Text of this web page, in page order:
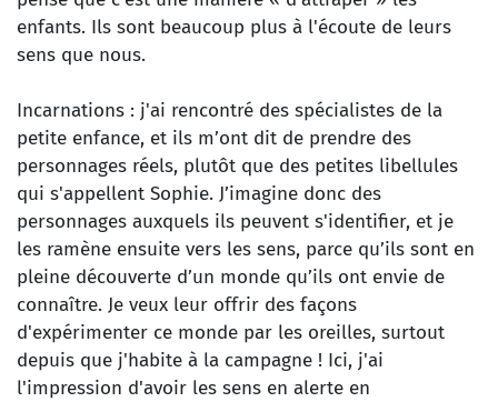
enfants. Ils sont beaucoup plus à l'écoute de leurs
sens que nous.
Incarnations : j'ai rencontré des spécialistes de la
petite enfance, et ils m’ont dit de prendre des
personnages réels, plutôt que des petites libellules
qui s'appellent Sophie. J’imagine donc des
personnages auxquels ils peuvent s'identifier, et je
les ramène ensuite vers les sens, parce qu’ils sont en
pleine découverte d’un monde qu’ils ont envie de
connaître. Je veux leur offrir des façons
d'expérimenter ce monde par les oreilles, surtout
depuis que j'habite à la campagne ! Ici, j'ai
l'impression d'avoir les sens en alerte en